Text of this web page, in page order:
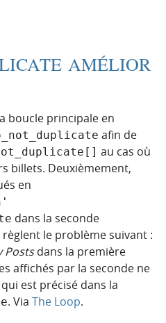
AMÉLIOR
boucle principale en
afin de
au cas où
billets. Deuxièmement,
en
dans la seconde
le problème suivant :
Postsdans la première
affichés par la seconde ne
est précisé dans la
. Via The Loop.